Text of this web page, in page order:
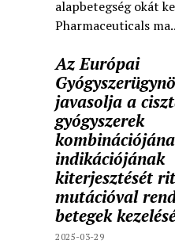
alapbetegség okát
Pharmaceuticals
Az Európai
javasolja a
gyógyszerek
indikációjának
kiterjesztését
mutációval
betegek
2025-03-29